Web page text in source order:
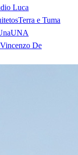
Luca
Terra e Tuma
UNA
Vincenzo De